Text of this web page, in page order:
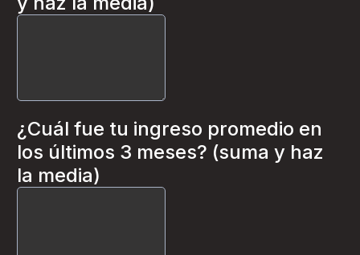
¿Cuál fue tu ingreso promedio en
los últimos 3 meses? (suma y haz
la media)